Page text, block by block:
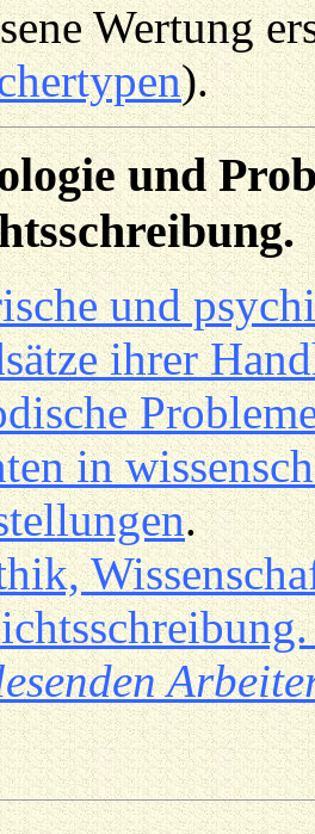
Wertung
).
und
und
ihrer
in
.